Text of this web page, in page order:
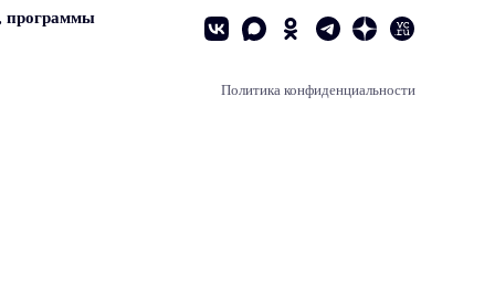
программы
Политика конфиденциальности